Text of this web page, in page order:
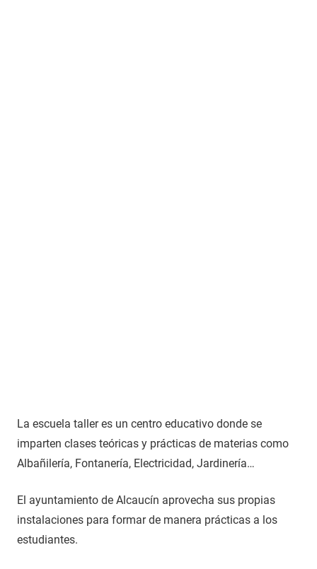
La escuela taller es un centro educativo donde se
imparten clases teóricas y prácticas de materias como
Albañilería, Fontanería, Electricidad, Jardinería…
El ayuntamiento de Alcaucín aprovecha sus propias
instalaciones para formar de manera prácticas a los
estudiantes.